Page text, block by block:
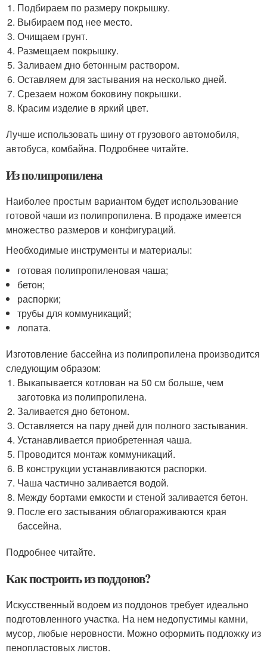
Подбираем по размеру покрышку.
Выбираем под нее место.
Очищаем грунт.
Размещаем покрышку.
Заливаем дно бетонным раствором.
Оставляем для застывания на несколько дней.
Срезаем ножом боковину покрышки.
Красим изделие в яркий цвет.
Лучше использовать шину от грузового автомобиля,
автобуса, комбайна. Подробнее читайте.
Из полипропилена
Наиболее простым вариантом будет использование
готовой чаши из полипропилена. В продаже имеется
множество размеров и конфигураций.
Необходимые инструменты и материалы:
готовая полипропиленовая чаша;
бетон;
распорки;
трубы для коммуникаций;
лопата.
Изготовление бассейна из полипропилена производится
следующим образом:
Выкапывается котлован на 50 см больше, чем
заготовка из полипропилена.
Заливается дно бетоном.
Оставляется на пару дней для полного застывания.
Устанавливается приобретенная чаша.
Проводится монтаж коммуникаций.
В конструкции устанавливаются распорки.
Чаша частично заливается водой.
Между бортами емкости и стеной заливается бетон.
После его застывания облагораживаются края
бассейна.
Подробнее читайте.
Как построить из поддонов?
Искусственный водоем из поддонов требует идеально
подготовленного участка. На нем недопустимы камни,
мусор, любые неровности. Можно оформить подложку из
пенопластовых листов.